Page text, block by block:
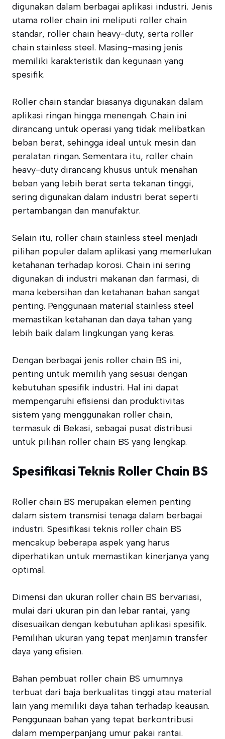
digunakan dalam berbagai aplikasi industri. Jenis
utama roller chain ini meliputi roller chain
standar, roller chain heavy-duty, serta roller
chain stainless steel. Masing-masing jenis
memiliki karakteristik dan kegunaan yang
spesifik.
Roller chain standar biasanya digunakan dalam
aplikasi ringan hingga menengah. Chain ini
dirancang untuk operasi yang tidak melibatkan
beban berat, sehingga ideal untuk mesin dan
peralatan ringan. Sementara itu, roller chain
heavy-duty dirancang khusus untuk menahan
beban yang lebih berat serta tekanan tinggi,
sering digunakan dalam industri berat seperti
pertambangan dan manufaktur.
Selain itu, roller chain stainless steel menjadi
pilihan populer dalam aplikasi yang memerlukan
ketahanan terhadap korosi. Chain ini sering
digunakan di industri makanan dan farmasi, di
mana kebersihan dan ketahanan bahan sangat
penting. Penggunaan material stainless steel
memastikan ketahanan dan daya tahan yang
lebih baik dalam lingkungan yang keras.
Dengan berbagai jenis roller chain BS ini,
penting untuk memilih yang sesuai dengan
kebutuhan spesifik industri. Hal ini dapat
mempengaruhi efisiensi dan produktivitas
sistem yang menggunakan roller chain,
termasuk di Bekasi, sebagai pusat distribusi
untuk pilihan roller chain BS yang lengkap.
Spesifikasi Teknis Roller Chain BS
Roller chain BS merupakan elemen penting
dalam sistem transmisi tenaga dalam berbagai
industri. Spesifikasi teknis roller chain BS
mencakup beberapa aspek yang harus
diperhatikan untuk memastikan kinerjanya yang
optimal.
Dimensi dan ukuran roller chain BS bervariasi,
mulai dari ukuran pin dan lebar rantai, yang
disesuaikan dengan kebutuhan aplikasi spesifik.
Pemilihan ukuran yang tepat menjamin transfer
daya yang efisien.
Bahan pembuat roller chain BS umumnya
terbuat dari baja berkualitas tinggi atau material
lain yang memiliki daya tahan terhadap keausan.
Penggunaan bahan yang tepat berkontribusi
dalam memperpanjang umur pakai rantai.